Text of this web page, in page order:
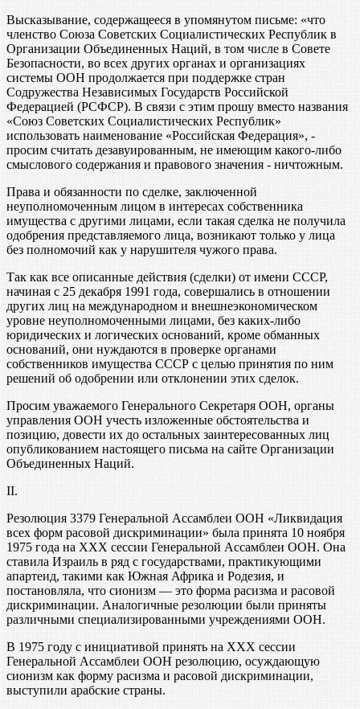
Высказывание, содержащееся в упомянутом письме: «что
членство Союза Советских Социалистических Республик в
Организации Объединенных Наций, в том числе в Совете
Безопасности, во всех других органах и организациях
системы ООН продолжается при поддержке стран
Содружества Независимых Государств Российской
Федерацией (РСФСР). В связи с этим прошу вместо названия
«Союз Советских Социалистических Республик»
использовать наименование «Российская Федерация», -
просим считать дезавуированным, не имеющим какого-либо
смыслового содержания и правового значения - ничтожным.
Права и обязанности по сделке, заключенной
неуполномоченным лицом в интересах собственника
имущества с другими лицами, если такая сделка не получила
одобрения представляемого лица, возникают только у лица
без полномочий как у нарушителя чужого права.
Так как все описанные действия (сделки) от имени СССР,
начиная с 25 декабря 1991 года, совершались в отношении
других лиц на международном и внешнеэкономическом
уровне неуполномоченными лицами, без каких-либо
юридических и логических оснований, кроме обманных
оснований, они нуждаются в проверке органами
собственников имущества СССР с целью принятия по ним
решений об одобрении или отклонении этих сделок.
Просим уважаемого Генерального Секретаря ООН, органы
управления ООН учесть изложенные обстоятельства и
позицию, довести их до остальных заинтересованных лиц
опубликованием настоящего письма на сайте Организации
Объединенных Наций.
II.
Резолюция 3379 Генеральной Ассамблеи ООН «Ликвидация
всех форм расовой дискриминации» была принята 10 ноября
1975 года на XXX сессии Генеральной Ассамблеи ООН. Она
ставила Израиль в ряд с государствами, практикующими
апартеид, такими как Южная Африка и Родезия, и
постановляла, что сионизм — это форма расизма и расовой
дискриминации. Аналогичные резолюции были приняты
различными специализированными учреждениями ООН.
В 1975 году с инициативой принять на XXX сессии
Генеральной Ассамблеи ООН резолюцию, осуждающую
сионизм как форму расизма и расовой дискриминации,
выступили арабские страны.